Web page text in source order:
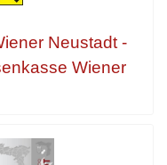
Neustadt -
Wiener